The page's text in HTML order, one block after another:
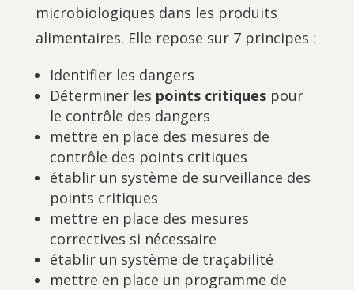
microbiologiques dans les produits
alimentaires. Elle repose sur 7 principes :
Identifier les dangers
Déterminer les points critiquespour
le contrôle des dangers
mettre en place des mesures de
contrôle des points critiques
établir un système de surveillance des
points critiques
mettre en place des mesures
correctives si nécessaire
établir un système de traçabilité
mettre en place un programme de